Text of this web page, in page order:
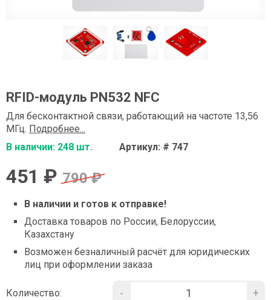
RFID-модуль PN532 NFC
Для бесконтактной связи, работающий на частоте 13,56
МГц. Подробнее...
В наличии: 248 шт.
Артикул: # 747
451 ₽ 790 ₽
В наличии и готов к отправке!
Доставка товаров по России, Белоруссии,
Казахстану
Возможен безналичный расчёт для юридических
лиц при оформлении заказа
Количество: - +